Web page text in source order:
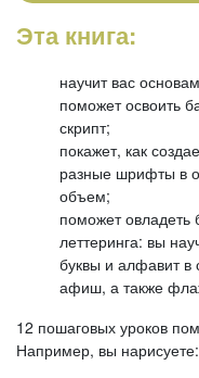
Эта книга:
научит вас
поможет освоить
скрипт;
покажет, как
разные шрифты в
объем;
поможет
леттеринга: вы
буквы и алфавит в
афиш, а также
12 пошаговых уроков
Например, вы нарисуете: